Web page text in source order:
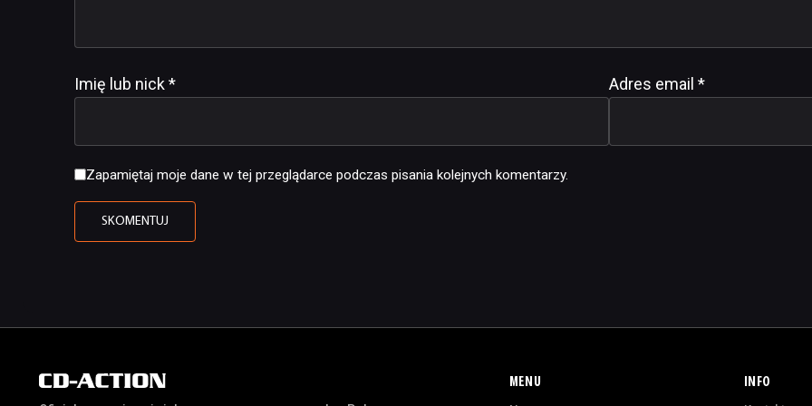
Imię lub nick* Adres email *
Zapamiętaj moje dane w tej przeglądarce podczas pisania kolejnych komentarzy.
MENU INFO